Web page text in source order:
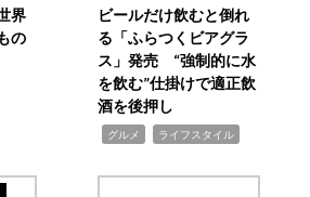
界
の
ビールだけ飲むと倒れ
る「ふらつくビアグラ
ス」発売 “強制的に水
を飲む”仕掛けで適正飲
酒を後押し
グルメ ライフスタイル